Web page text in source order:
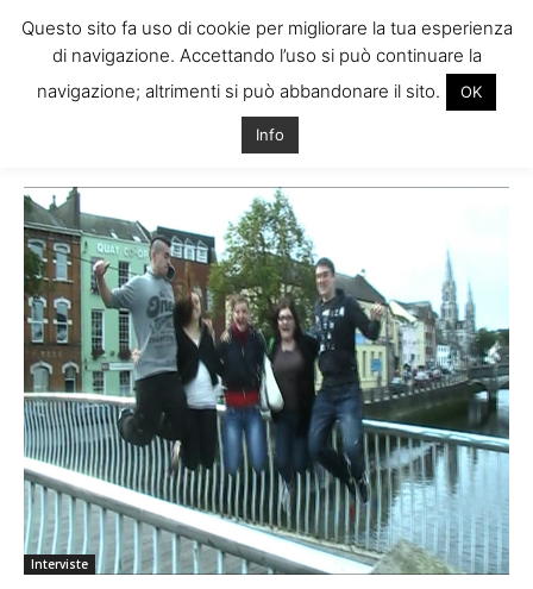
Tag: commenti stage irlanda
Interviste
Questo sito fa uso di cookie per migliorare la tua esperienza
di navigazione. Accettando l’uso si può continuare la
navigazione; altrimenti si può abbandonare il sito.
OK
Info